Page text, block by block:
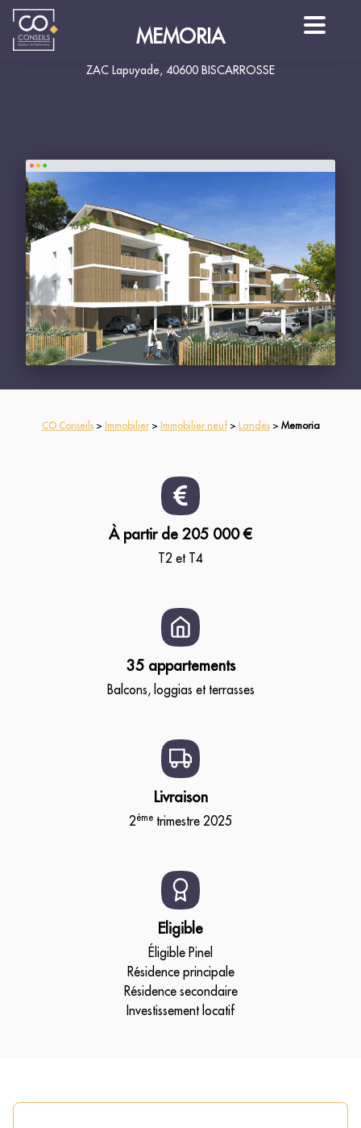
MEMORIA
ZAC Lapuyade, 40600 BISCARROSSE
CO Conseils> Immobilier> Immobilier neuf> Landes> Memoria
À partir de 205 000 €
T2 et T4
35 appartements
Balcons, loggias et terrasses
Livraison
2ème trimestre 2025
Eligible
Éligible Pinel
Résidence principale
Résidence secondaire
Investissement locatif